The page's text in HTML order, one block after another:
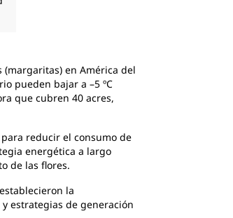
en América del
pueden bajar a –5 ºC
que cubren 40 acres,
reducir el consumo de
energética a largo
de las flores.
la
estrategias de generación